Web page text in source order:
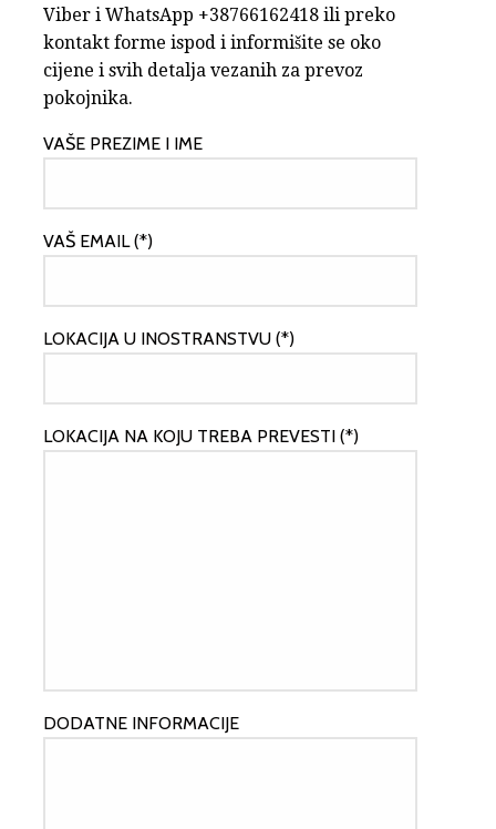
Viber i WhatsApp +38766162418 ili preko
kontakt forme ispod i informišite se oko
cijene i svih detalja vezanih za prevoz
pokojnika.
VAŠE PREZIME I IME
VAŠ EMAIL (*)
LOKACIJA U INOSTRANSTVU (*)
LOKACIJA NA KOJU TREBA PREVESTI (*)
DODATNE INFORMACIJE